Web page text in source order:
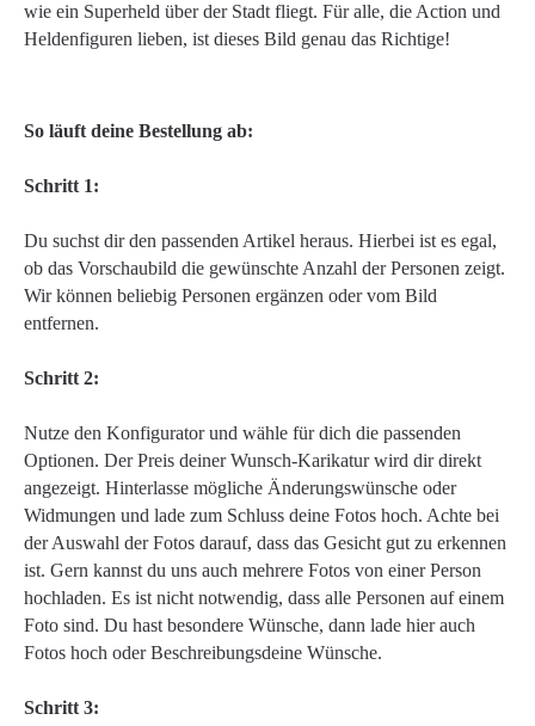
wie ein Superheld über der Stadt fliegt. Für alle, die Action und
Heldenfiguren lieben, ist dieses Bild genau das Richtige!
So läuft deine Bestellung ab:
Schritt 1:
Du suchst dir den passenden Artikel heraus. Hierbei ist es egal,
ob das Vorschaubild die gewünschte Anzahl der Personen zeigt.
Wir können beliebig Personen ergänzen oder vom Bild
entfernen.
Schritt 2:
Nutze den Konfigurator und wähle für dich die passenden
Optionen. Der Preis deiner Wunsch-Karikatur wird dir direkt
angezeigt. Hinterlasse mögliche Änderungswünsche oder
Widmungen und lade zum Schluss deine Fotos hoch. Achte bei
der Auswahl der Fotos darauf, dass das Gesicht gut zu erkennen
ist. Gern kannst du uns auch mehrere Fotos von einer Person
hochladen. Es ist nicht notwendig, dass alle Personen auf einem
Foto sind. Du hast besondere Wünsche, dann lade hier auch
Fotos hoch oder Beschreibungsdeine Wünsche.
Schritt 3: